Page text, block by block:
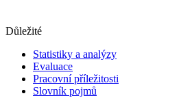
Důležité
Statistiky a analýzy
Evaluace
Pracovní příležitosti
Slovník pojmů